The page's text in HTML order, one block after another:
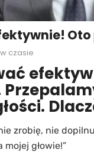
czasie
zrobię, nie
głowie!”